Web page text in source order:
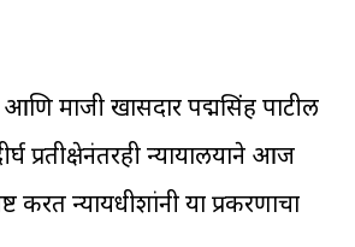
माजी खासदार पद्मसिंह पाटील
प्रतीक्षेनंतरही न्यायालयाने आज
न्यायधीशांनी या प्रकरणाचा